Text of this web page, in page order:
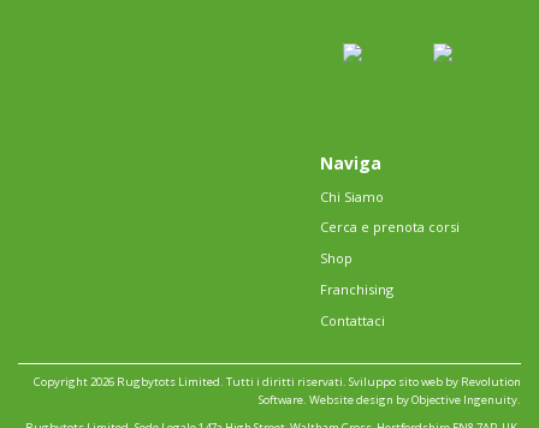
Naviga
Chi Siamo
Cerca e prenota corsi
Shop
Franchising
Contattaci
Copyright 2026 Rugbytots Limited. Tutti i diritti riservati. Sviluppo sito web by Revolution
Software. Website design by Objective Ingenuity.